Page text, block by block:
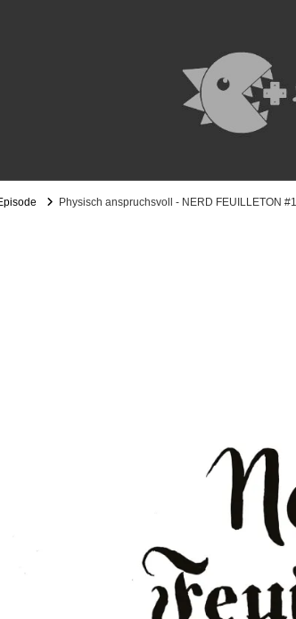
Physisch anspruchsvoll - NERD FEUILLETON